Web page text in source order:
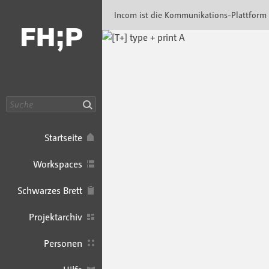
Startseite
Workspaces
Schwarzes Brett
Projektarchiv
Personen
Incom ist die Kommunikations-Plattform